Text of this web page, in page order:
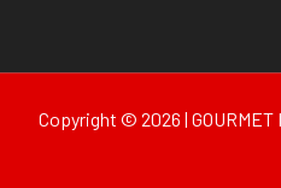
Copyright © 2026 | GOURMET